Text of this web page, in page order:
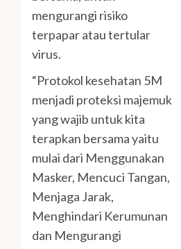
mengurangi risiko
terpapar atau tertular
virus.
“Protokol kesehatan 5M
menjadi proteksi majemuk
yang wajib untuk kita
terapkan bersama yaitu
mulai dari Menggunakan
Masker, Mencuci Tangan,
Menjaga Jarak,
Menghindari Kerumunan
dan Mengurangi